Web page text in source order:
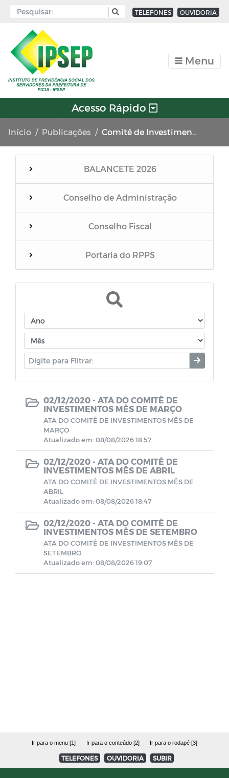
TELEFONES OUVIDORIA
Menu
Acesso Rápido
Início Publicações Comitê de Investimentos
BALANCETE 2026
Conselho de Administração
Conselho Fiscal
Portaria do RPPS
Balanços
RREO do RPPS
Eventos
Folha inativos
Demonstrativos Previdenciário
Demonstrativo Previdenciários DAIR
Demonstrativo Previdenciários DEPIN
Demonstrativo Previdenciários DIPR
PORTARIAS RPPS 2023
BALANCETES 2023
02/12/2020 - ATA DO COMITÊ DE
INVESTIMENTOS MÊS DE MARÇO
ATA DO COMITÊ DE INVESTIMENTOS MÊS DE
MARÇO
Atualizado em: 08/08/2026 18:57
02/12/2020 - ATA DO COMITÊ DE
INVESTIMENTOS MÊS DE ABRIL
ATA DO COMITÊ DE INVESTIMENTOS MÊS DE
ABRIL
Atualizado em: 08/08/2026 18:47
02/12/2020 - ATA DO COMITÊ DE
INVESTIMENTOS MÊS DE SETEMBRO
ATA DO COMITÊ DE INVESTIMENTOS MÊS DE
SETEMBRO
Atualizado em: 08/08/2026 19:07
Ir para o menu [1] Ir para o conteúdo [2] Ir para o rodapé [3]
TELEFONES OUVIDORIA SUBIR